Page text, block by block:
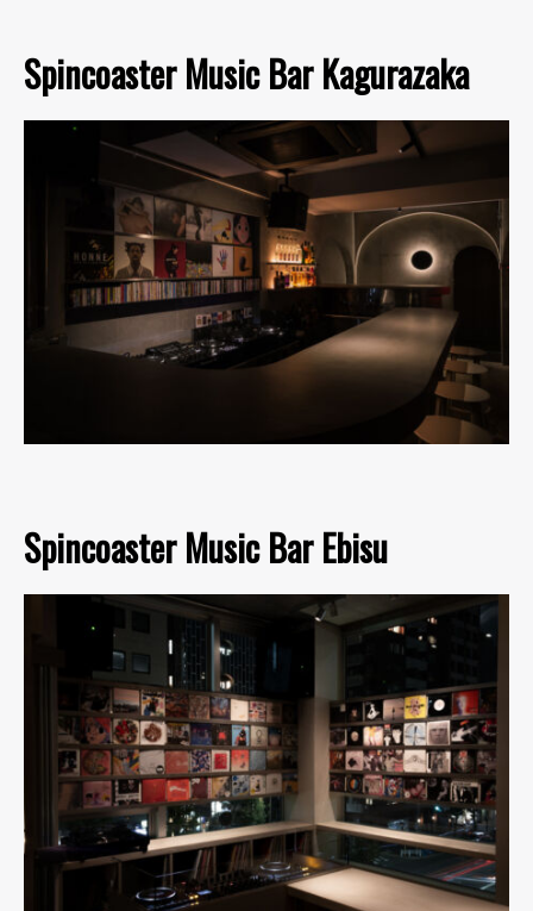
Spincoaster Music Bar Kagurazaka
Spincoaster Music Bar Ebisu